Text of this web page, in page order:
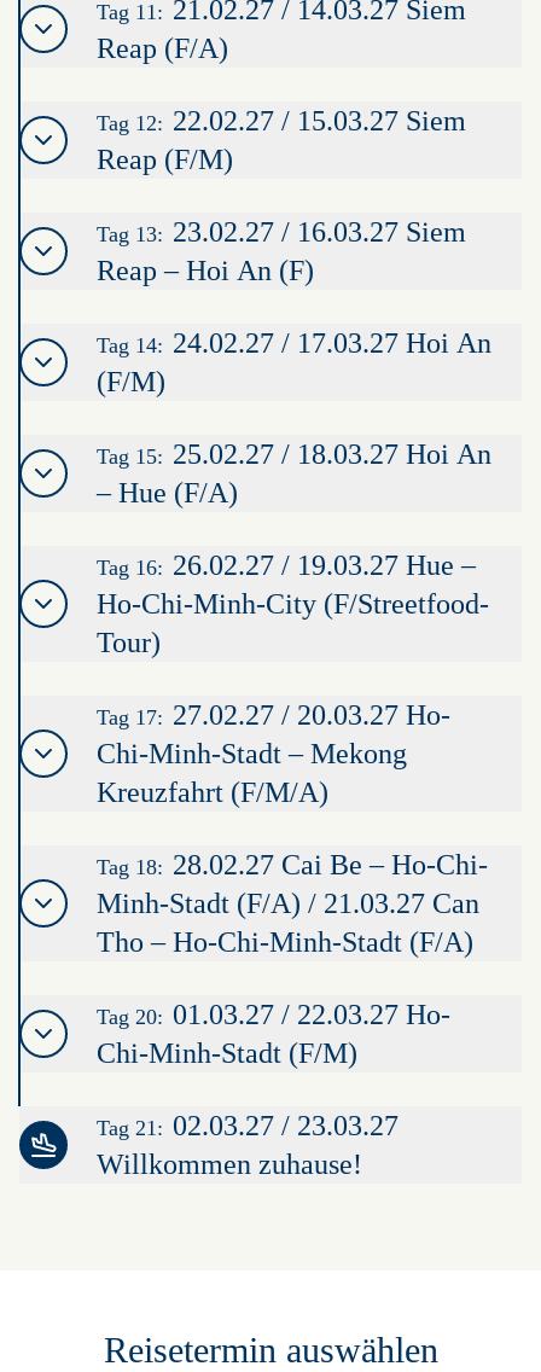
Tag 11: 21.02.27 / 14.03.27 Siem
Reap (F/A)
Tag 12: 22.02.27 / 15.03.27 Siem
Reap (F/M)
Tag 13: 23.02.27 / 16.03.27 Siem
Reap – Hoi An (F)
Tag 14: 24.02.27 / 17.03.27 Hoi An
(F/M)
Tag 15: 25.02.27 / 18.03.27 Hoi An
– Hue (F/A)
Tag 16: 26.02.27 / 19.03.27 Hue –
Ho-Chi-Minh-City (F/Streetfood-
Tour)
Tag 17: 27.02.27 / 20.03.27 Ho-
Chi-Minh-Stadt – Mekong
Kreuzfahrt (F/M/A)
Tag 18: 28.02.27 Cai Be – Ho-Chi-
Minh-Stadt (F/A) / 21.03.27 Can
Tho – Ho-Chi-Minh-Stadt (F/A)
Tag 20: 01.03.27 / 22.03.27 Ho-
Chi-Minh-Stadt (F/M)
Tag 21: 02.03.27 / 23.03.27
Willkommen zuhause!
Reisetermin auswählen